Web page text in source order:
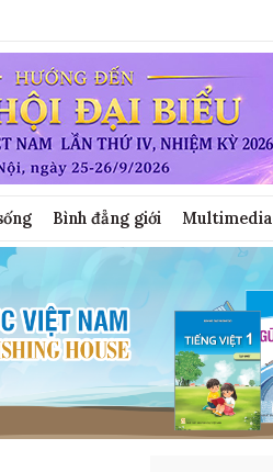
Bình đẳng giới Multimedia